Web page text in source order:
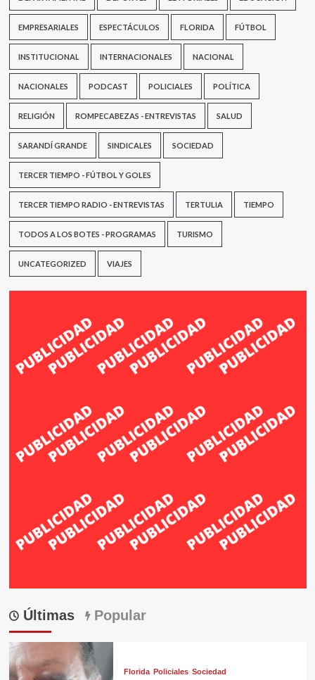
EMPRESARIALES ESPECTÁCULOS FLORIDA FÚTBOL
INSTITUCIONAL INTERNACIONALES NACIONAL
NACIONALES PODCAST POLICIALES POLÍTICA
RELIGIÓN ROMPECABEZAS - ENTREVISTAS SALUD
SARANDÍ GRANDE SINDICALES SOCIEDAD
TERCER TIEMPO - FÚTBOL Y GOLES
TERCER TIEMPO RADIO - ENTREVISTAS TERTULIA TIEMPO
TODOS A LOS BOTES - PROGRAMAS TURISMO
UNCATEGORIZED VIAJES
Últimas Popular
Florida Policiales Sociedad